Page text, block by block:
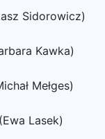
Sidorowicz)
Kawka)
Mełges)
Lasek)